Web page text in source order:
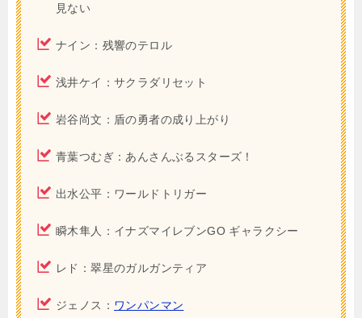
見ない
ナイン：残響のテロル
浅井ケイ：サクラダリセット
岩谷尚文：盾の勇者の成り上がり
青葉つむぎ：あんさんぶるスターズ！
出水公平：ワールドトリガー
瞬木隼人：イナズマイレブンGO ギャラクシー
レド：翠星のガルガンティア
ジェノス： ワンパンマン